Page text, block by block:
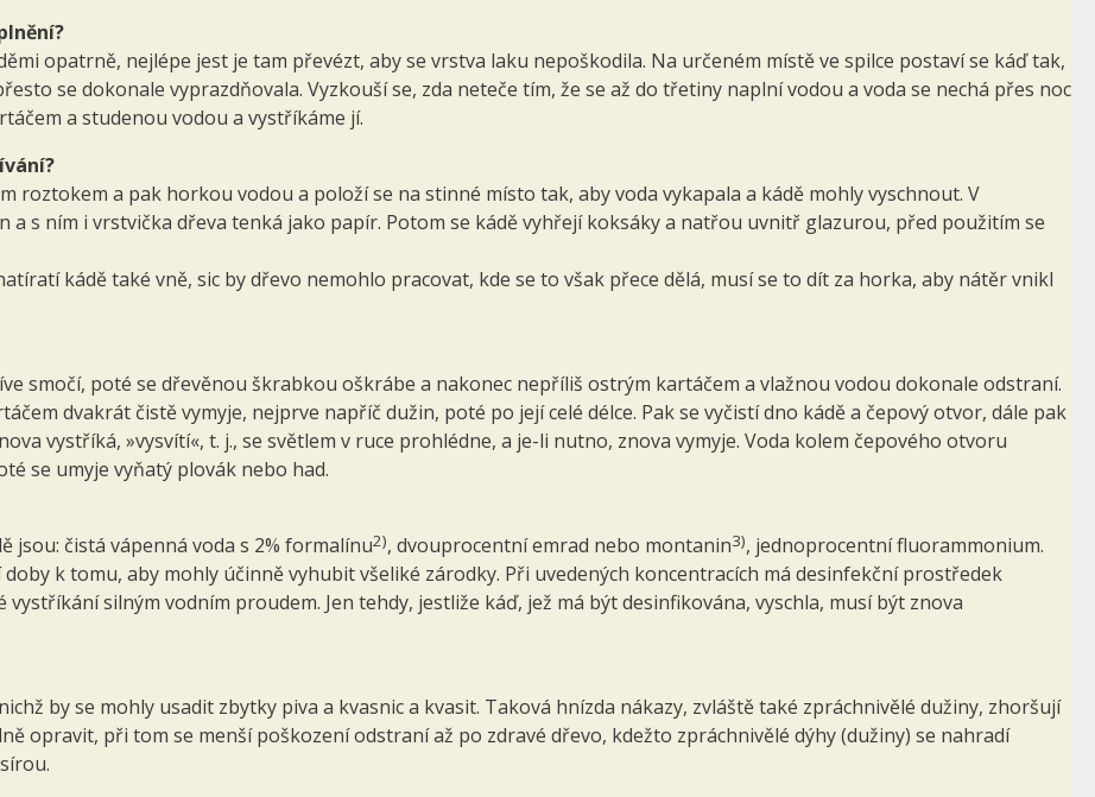
opatrně, nejlépe jest je tam převézt, aby se vrstva laku nepoškodila. Na určeném místě ve spilce postaví se káď tak,
se dokonale vyprazdňovala. Vyzkouší se, zda neteče tím, že se až do třetiny naplní vodou a voda se nechá přes noc
a studenou vodou a vystříkáme jí.
roztokem a pak horkou vodou a položí se na stinné místo tak, aby voda vykapala a kádě mohly vyschnout. V
s ním i vrstvička dřeva tenká jako papír. Potom se kádě vyhřejí koksáky a natřou uvnitř glazurou, před použitím se
kádě také vně, sic by dřevo nemohlo pracovat, kde se to však přece dělá, musí se to dít za horka, aby nátěr vnikl
smočí, poté se dřevěnou škrabkou oškrábe a nakonec nepříliš ostrým kartáčem a vlažnou vodou dokonale od­straní.
dvakrát čistě vymyje, nejprve napříč dužin, poté po její celé délce. Pak se vyčistí dno kádě a čepový otvor, dále pak
vystříká, »vysvítí«, t. j., se světlem v ruce pro­hlédne, a je-li nutno, znova vymyje. Voda kolem čepového otvoru
se umyje vyňatý plovák nebo had.
čistá vápenná voda s 2% formalínu2), dvouprocentní emrad nebo montanin3), jednoprocentní fluorammonium.
k tomu, aby mohly účinně vyhubit všeliké zárodky. Při uvedených koncentracích má desinfekční prostředek
silným vodním proudem. Jen tehdy, jestliže káď, jež má být desinfikována, vyschla, musí být znova
by se mohly usadit zbytky piva a kvasnic a kvasit. Taková hnízda nákazy, zvláště také zpráchnivělé dužiny, zhoršují
opravit, při tom se menší poškození odstraní až po zdravé dřevo, kdežto zpráchnivělé dýhy (dužiny) se nahradí